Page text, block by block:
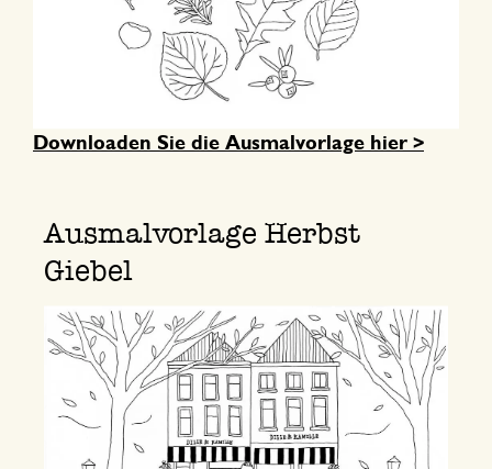
Downloaden Sie die Ausmalvorlage hier >
Ausmalvorlage Herbst
Giebel